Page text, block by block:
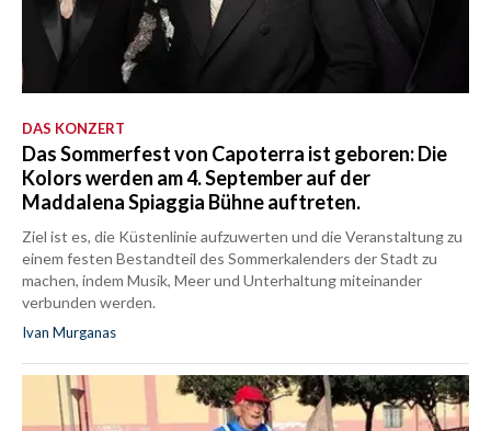
DAS KONZERT
Das Sommerfest von Capoterra ist geboren: Die
Kolors werden am 4. September auf der
Maddalena Spiaggia Bühne auftreten.
Ziel ist es, die Küstenlinie aufzuwerten und die Veranstaltung zu
einem festen Bestandteil des Sommerkalenders der Stadt zu
machen, indem Musik, Meer und Unterhaltung miteinander
verbunden werden.
Ivan Murganas